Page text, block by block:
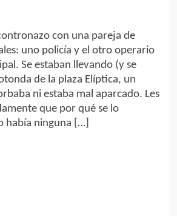
con una pareja de
uno policía y el otro operario
Se estaban llevando (y se
de la plaza Elíptica, un
ni estaba mal aparcado. Les
que por qué se lo
había ninguna […]